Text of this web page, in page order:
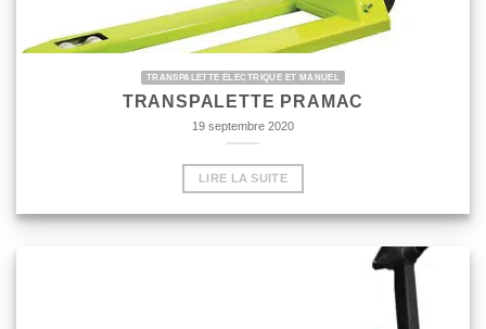
TRANSPALETTE ÉLECTRIQUE ET MANUEL
TRANSPALETTE PRAMAC
19 septembre 2020
LIRE LA SUITE